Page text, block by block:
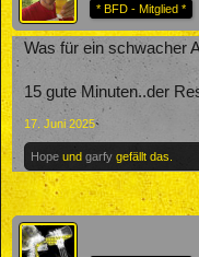
* BFD - Mitglied *
Was für ein schwacher
15 gute Minuten..der
17. Juni 2025
Hope und garfy gefällt das.